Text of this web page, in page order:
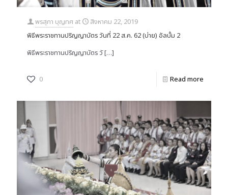
พรสุภา บุญทศ at
สิงหาคม 22, 2019
พิธีพระราชทานปริญญาบัตร วันที่ 22 ส.ค. 62 (บ่าย) อัลบั้ม 2
พิธีพระราชทานปริญญาบัตร วั[…]
0 Read more